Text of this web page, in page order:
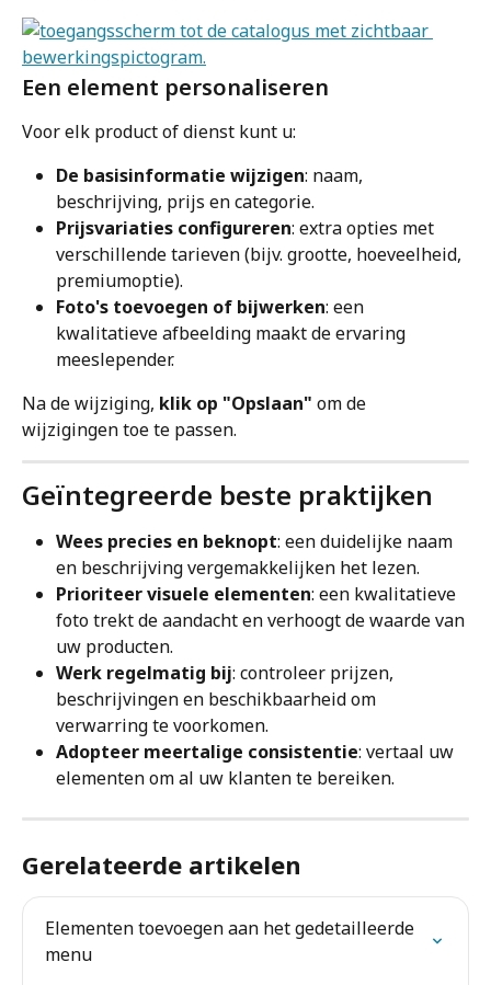
Een element personaliseren
Voor elk product of dienst kunt u:
De basisinformatie wijzigen: naam,
beschrijving, prijs en categorie.
Prijsvariaties configureren: extra opties met
verschillende tarieven (bijv. grootte, hoeveelheid,
premiumoptie).
Foto's toevoegen of bijwerken: een
kwalitatieve afbeelding maakt de ervaring
meeslepender.
Na de wijziging, klik op "Opslaan" om de
wijzigingen toe te passen.
Geïntegreerde beste praktijken
Wees precies en beknopt: een duidelijke naam
en beschrijving vergemakkelijken het lezen.
Prioriteer visuele elementen: een kwalitatieve
foto trekt de aandacht en verhoogt de waarde van
uw producten.
Werk regelmatig bij: controleer prijzen,
beschrijvingen en beschikbaarheid om
verwarring te voorkomen.
Adopteer meertalige consistentie: vertaal uw
elementen om al uw klanten te bereiken.
Gerelateerde artikelen
Elementen toevoegen aan het gedetailleerde
menu